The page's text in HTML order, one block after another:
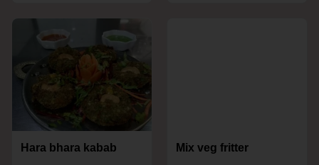
Hara bhara kabab Mix veg fritter